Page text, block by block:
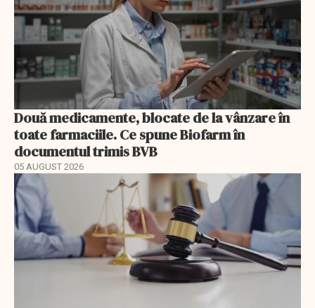
Două medicamente, blocate de la vânzare în
toate farmaciile. Ce spune Biofarm în
documentul trimis BVB
05 AUGUST 2026